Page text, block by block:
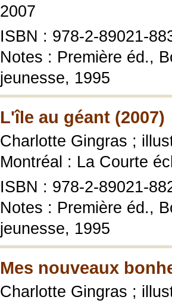
2007
ISBN : 978-2-89021-
Notes : Première éd.,
jeunesse, 1995
L'île au géant (2007)
Charlotte Gingras ;
Montréal : La Courte
ISBN : 978-2-89021-
Notes : Première éd.,
jeunesse, 1995
Mes nouveaux
Charlotte Gingras ;